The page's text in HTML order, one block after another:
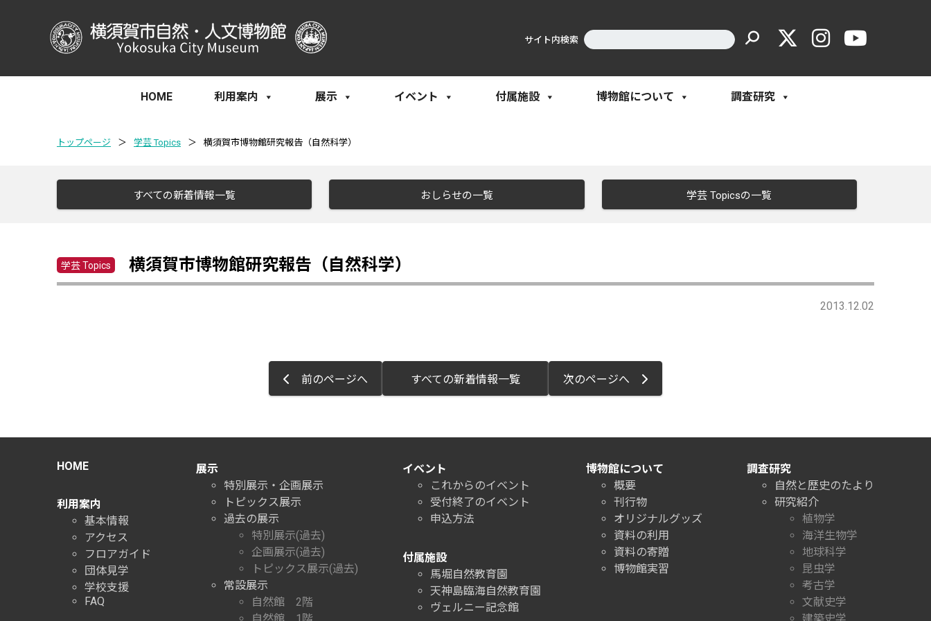
サイト内検索
HOME 利用案内 展示 イベント 付属施設 博物館について 調査研究
トップページ ＞ 学芸 Topics ＞ 横須賀市博物館研究報告（自然科学）
すべての新着情報一覧 おしらせの一覧 学芸 Topicsの一覧
学芸 Topics 横須賀市博物館研究報告（自然科学）
2013.12.02
前のページへ すべての新着情報一覧 次のページへ
HOME
利用案内
基本情報
アクセス
フロアガイド
団体見学
学校支援
FAQ
展示
特別展示・企画展示
トピックス展示
過去の展示
特別展示(過去)
企画展示(過去)
トピックス展示(過去)
常設展示
自然館 2階
イベント
これからのイベント
受付終了のイベント
申込方法
付属施設
馬堀自然教育園
天神島臨海自然教育園
ヴェルニー記念館
博物館について
概要
刊行物
オリジナルグッズ
資料の利用
資料の寄贈
博物館実習
調査研究
自然と歴史のたより
研究紹介
植物学
海洋生物学
地球科学
昆虫学
考古学
文献史学